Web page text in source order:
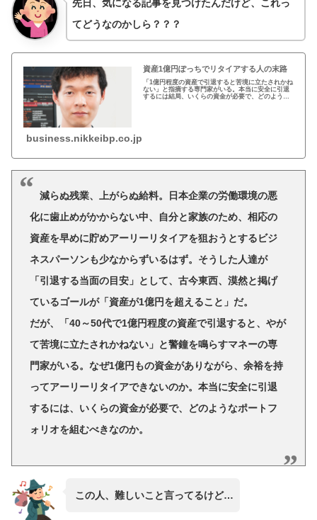
先日、気になる記事を見つけたんだけど、これっ
てどうなのかしら？？？
資産1億円ぽっちでリタイアする人の末路
「1億円程度の資産で引退すると苦境に立たされかね
ない」と指摘する専門家がいる。本当に安全に引退
するには結局、いくらの資金が必要で、どのような
business.nikkeibp.co.jp
減らぬ残業、上がらぬ給料。日本企業の労働環境の悪
化に歯止めがかからない中、自分と家族のため、相応の
資産を早めに貯めアーリーリタイアを狙おうとするビジ
ネスパーソンも少なからずいるはず。そうした人達が
「引退する当面の目安」として、古今東西、漠然と掲げ
ているゴールが「資産が1億円を超えること」だ。
だが、「40～50代で1億円程度の資産で引退すると、やが
て苦境に立たされかねない」と警鐘を鳴らすマネーの専
門家がいる。なぜ1億円もの資金がありながら、余裕を持
ってアーリーリタイアできないのか。本当に安全に引退
するには、いくらの資金が必要で、どのようなポートフ
ォリオを組むべきなのか。
この人、難しいこと言ってるけど…